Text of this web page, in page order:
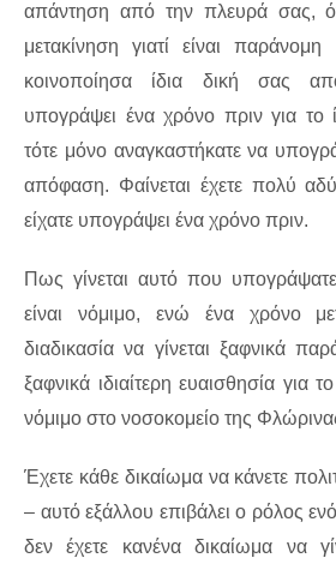
απάντηση από την πλευρά σας,
μετακίνηση γιατί είναι
κοινοποίησα ίδια δική σας
υπογράψει ένα χρόνο πριν για το
τότε μόνο αναγκαστήκατε να
απόφαση. Φαίνεται έχετε πολύ
είχατε υπογράψει ένα χρόνο πριν.
Πως γίνεται αυτό που
είναι νόμιμο, ενώ ένα χρόνο
διαδικασία να γίνεται ξαφνικά
ξαφνικά ιδιαίτερη ευαισθησία για
νόμιμο στο νοσοκομείο της
Έχετε κάθε δικαίωμα να κάνετε
– αυτό εξάλλου επιβάλει ο ρόλος
δεν έχετε κανένα δικαίωμα να